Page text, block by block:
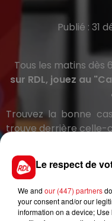
Publié : 31
Tous les matins dès
sur RDL, jouez au
Trouvez la bonne
trouve derrière celle-
Entrées pour
Albums
Bouquets de Fleurs
Bijoux
Albums photos
Le respect de
We and our (447) partners
your consent and/or our
information on a device;